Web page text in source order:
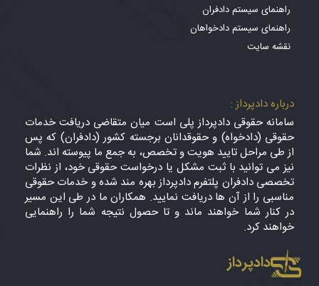
راهنمای سیستم دادفران
راهنمای سیستم دادخواهان
نقشه سایت
درباره دادپرداز :
سامانه حقوقی دادپرداز پلی است میان متقاضی دریافت خدمات
حقوقی (دادخواه) و حقوقدانان برجسته کشور (دادفران) که پس
از طی مراحل تایید هویت و تخصص، به جمع ما پیوسته اند. شما
نیز می توانید با ثبت مشکل یا درخواست حقوقی خود، از نظرات
تخصصی دادفران پلتفرم دادپرداز بهره مند شده و خدمات حقوقی
مناسبی را از آن ها دریافت نمایید. همکاران ما در طی این مسیر
در کنار شما خواهند ماند و تا حصول نتیجه شما را راهنمایی
خواهند کرد.
دادپرداز